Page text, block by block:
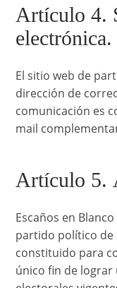
Artículo 4.
electrónica.
El sitio web de
dirección de
comunicación es
mail
Artículo 5.
Escaños en
partido político de
constituido para
único fin de lograr